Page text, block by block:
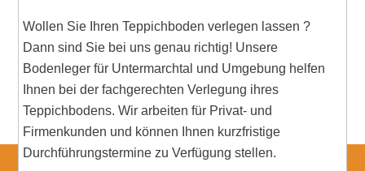
Wollen Sie Ihren Teppichboden verlegen lassen ?
Dann sind Sie bei uns genau richtig! Unsere
Bodenleger für Untermarchtal und Umgebung helfen
Ihnen bei der fachgerechten Verlegung ihres
Teppichbodens. Wir arbeiten für Privat- und
Firmenkunden und können Ihnen kurzfristige
Durchführungstermine zu Verfügung stellen.